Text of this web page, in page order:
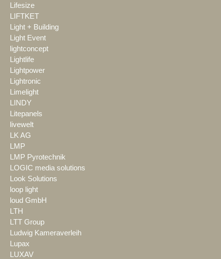
Lifesize
LIFTKET
Light + Building
Light Event
lightconcept
Lightlife
Lightpower
Lightronic
Limelight
LINDY
Litepanels
livewelt
LK AG
LMP
LMP Pyrotechnik
LOGIC media solutions
Look Solutions
loop light
loud GmbH
LTH
LTT Group
Ludwig Kameraverleih
Lupax
LUXAV